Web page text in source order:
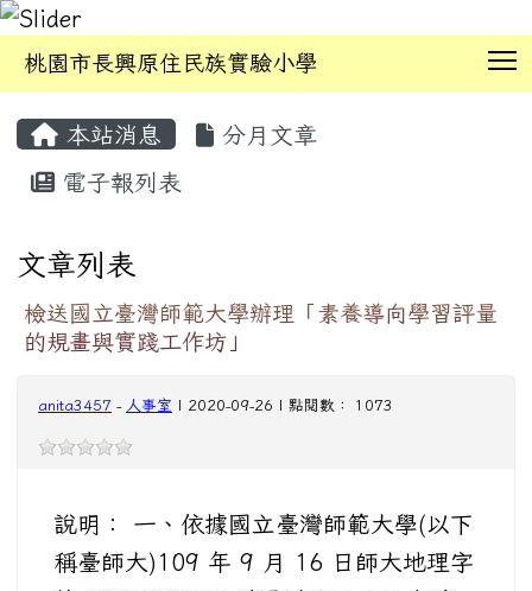
桃園市長興原住民族實驗小學
本站消息
分月文章
電子報列表
文章列表
檢送國立臺灣師範大學辦理「素養導向學習評量
的規畫與實踐工作坊」
anita3457 - 人事室 | 2020-09-26 | 點閱數： 1073
說明： 一、依據國立臺灣師範大學(以下
稱臺師大)109 年 9 月 16 日師大地理字